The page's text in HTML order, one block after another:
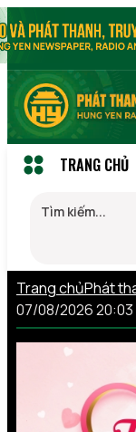
TRANG CHỦ
Trang chủPhát
07/08/2026 20:03